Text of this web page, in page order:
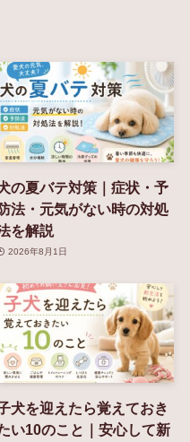
の夏バテ対策｜症状・予
法・元気がない時の対処
を解説
2026年8月1日
犬を迎えたら覚えておき
い10のこと｜安心して新